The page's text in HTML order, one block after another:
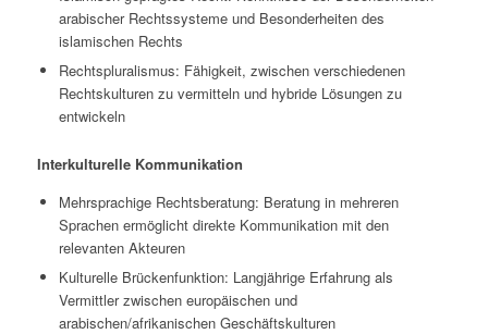
arabischer Rechtssysteme und Besonderheiten des
islamischen Rechts
Rechtspluralismus: Fähigkeit, zwischen verschiedenen
Rechtskulturen zu vermitteln und hybride Lösungen zu
entwickeln
Interkulturelle Kommunikation
Mehrsprachige Rechtsberatung: Beratung in mehreren
Sprachen ermöglicht direkte Kommunikation mit den
relevanten Akteuren
Kulturelle Brückenfunktion: Langjährige Erfahrung als
Vermittler zwischen europäischen und
arabischen/afrikanischen Geschäftskulturen